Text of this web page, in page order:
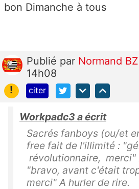
bon Dimanche à tous
Publié par Normand
14h08
!
citer
Workpadc3 a écrit
Sacrés fanboys (ou/et
free fait de l'illimité :
révolutionnaire, merci"
"bravo, avant c'était
merci" A hurler de rire.